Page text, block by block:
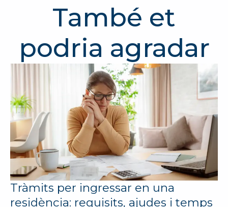
També et
podria agradar
Tràmits per ingressar en una
residència: requisits, ajudes i temps